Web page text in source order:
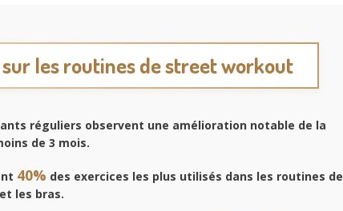
les routines de street workout
réguliers observent une amélioration notable de la
de 3 mois.
40% des exercices les plus utilisés dans les routines de
les bras.